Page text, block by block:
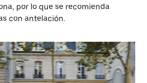
por lo que se recomienda
con antelación.